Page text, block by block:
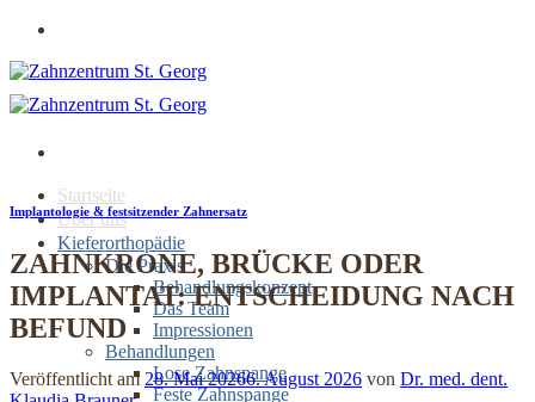
Zum
springen
Startseite
Über uns
Kieferorthopädie
Die Praxis
Behandlungskonzept
Das Team
Impressionen
Behandlungen
Lose Zahnspange
Feste Zahnspange
Implantologie & festsitzender Zahnersatz
ZAHNKRONE, BRÜCKE ODER
IMPLANTAT: ENTSCHEIDUNG NACH
BEFUND
Veröffentlicht am 28. Mai 20266. August 2026 von Dr. med. dent.